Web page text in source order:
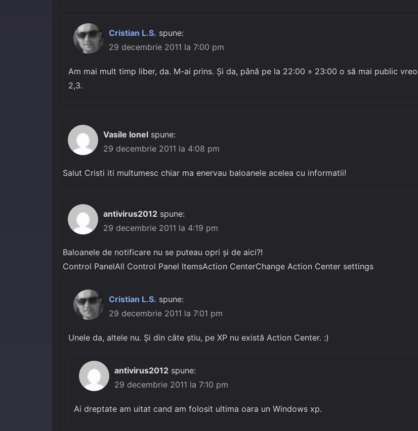
Cristian L.S. spune:
29 decembrie 2011 la 7:00 pm
Am mai mult timp liber, da. M-ai prins. Și da, până pe la 22:00 » 23:00 o să mai public vreo
2,3.
Vasile Ionel spune:
29 decembrie 2011 la 4:08 pm
Salut Cristi iti multumesc chiar ma enervau baloanele acelea cu informatii!
antivirus2012 spune:
29 decembrie 2011 la 4:19 pm
Baloanele de notificare nu se puteau opri și de aici?!
Control PanelAll Control Panel ItemsAction CenterChange Action Center settings
Cristian L.S. spune:
29 decembrie 2011 la 7:01 pm
Unele da, altele nu. Și din câte știu, pe XP nu există Action Center. :)
antivirus2012 spune:
29 decembrie 2011 la 7:10 pm
Ai dreptate am uitat cand am folosit ultima oara un Windows xp.